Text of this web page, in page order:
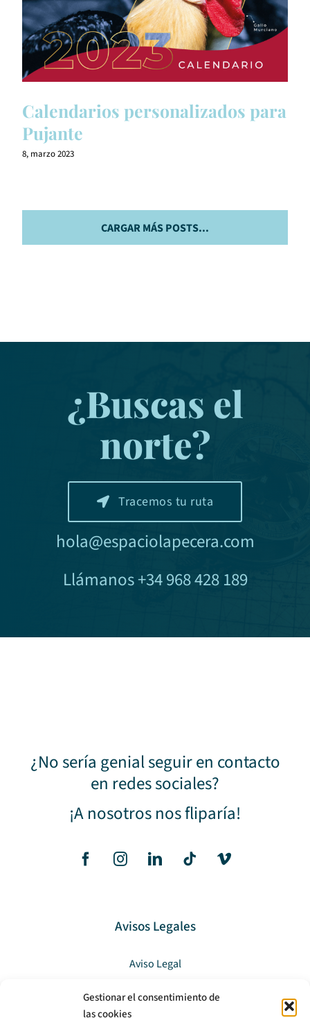
Gestionar el consentimiento de
las cookies
Calendarios personalizados para
Pujante
8, marzo 2023
CARGAR MÁS POSTS...
¿Buscas el
norte?
Tracemos tu ruta
hola@espaciolapecera.com
Llámanos +34 968 428 189
¿No sería genial seguir en contacto
en redes sociales?
¡A nosotros nos fliparía!
Avisos Legales
Aviso Legal
Política de privacidad